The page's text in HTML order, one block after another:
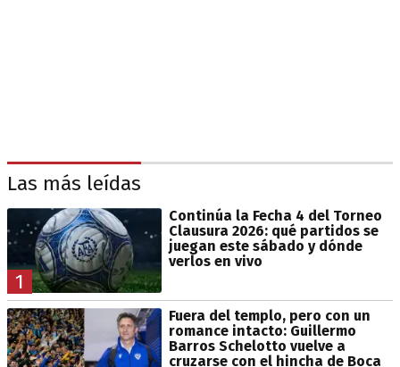
Las más leídas
1
Continúa la Fecha 4 del Torneo
Clausura 2026: qué partidos se
juegan este sábado y dónde
verlos en vivo
Fuera del templo, pero con un
romance intacto: Guillermo
Barros Schelotto vuelve a
cruzarse con el hincha de Boca